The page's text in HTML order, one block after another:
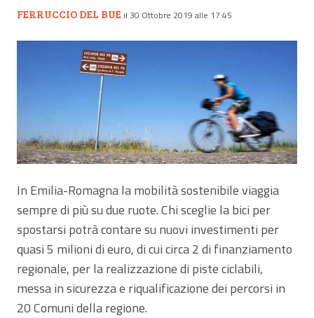
FERRUCCIO DEL BUE il 30 Ottobre 2019 alle 17:45
In Emilia-Romagna la mobilità sostenibile viaggia
sempre di più su due ruote. Chi sceglie la bici per
spostarsi potrà contare su nuovi investimenti per
quasi 5 milioni di euro, di cui circa 2 di finanziamento
regionale, per la realizzazione di piste ciclabili,
messa in sicurezza e riqualificazione dei percorsi in
20 Comuni della regione.